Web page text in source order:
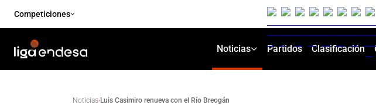
Competiciones
Noticias Partidos Clasificación
Noticias·Luis Casimiro renueva con el Río Breogán